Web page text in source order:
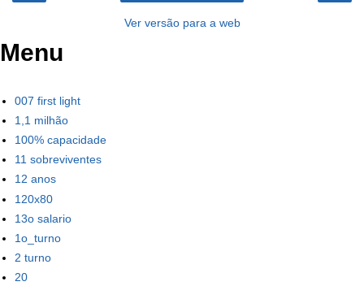
Ver versão para a web
Menu
007 first light
1,1 milhão
100% capacidade
11 sobreviventes
12 anos
120x80
13o salario
1o_turno
2 turno
20